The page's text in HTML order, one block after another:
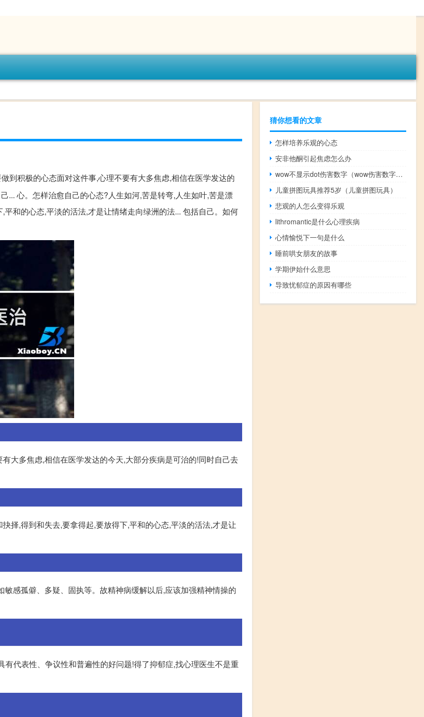
到积极的心态面对这件事,心理不要有大多焦虑,相信在医学发达的
... 心。怎样治愈自己的心态?人生如河,苦是转弯,人生如叶,苦是漂
和的心态,平淡的活法,才是让情绪走向绿洲的法... 包括自己。如何
大多焦虑,相信在医学发达的今天,大部分疾病是可治的!同时自己去
择,得到和失去,要拿得起,要放得下,平和的心态,平淡的活法,才是让
感孤僻、多疑、固执等。故精神病缓解以后,应该加强精神情操的
代表性、争议性和普遍性的好问题!得了抑郁症,找心理医生不是重
猜你想看的文章
怎样培养乐观的心态
安非他酮引起焦虑怎么办
wow不显示dot伤害数字（wow伤害数字不显示）
儿童拼图玩具推荐5岁（儿童拼图玩具）
悲观的人怎么变得乐观
lithromantic是什么心理疾病
心情愉悦下一句是什么
睡前哄女朋友的故事
学期伊始什么意思
导致忧郁症的原因有哪些